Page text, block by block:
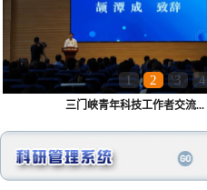
1 2 3 4
三门峡青年科技工作者交流...